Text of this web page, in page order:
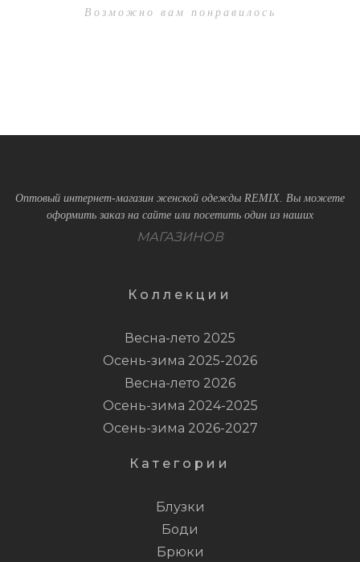
Возможно вам понравилось
Оптовый интернет-магазин женской одежды REMIX. Вы можете
оформить заказ на сайте или посетить один из наших
МАГАЗИНОВ
Коллекции
Весна-лето 2025
Осень-зима 2025-2026
Весна-лето 2026
Осень-зима 2024-2025
Осень-зима 2026-2027
Категории
Блузки
Боди
Брюки